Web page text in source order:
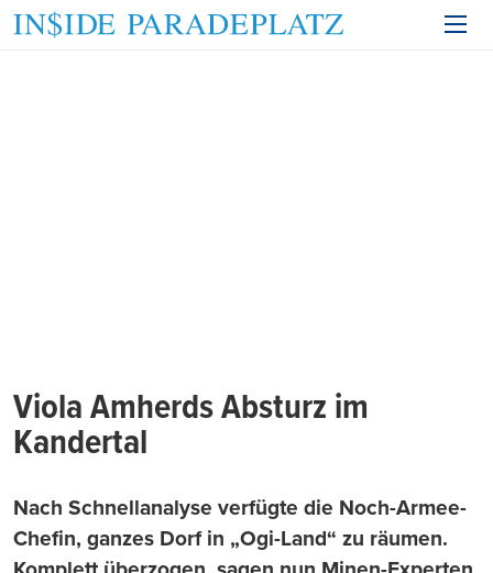
Viola Amherds Absturz im
Kandertal
Nach Schnellanalyse verfügte die Noch-Armee-
Chefin, ganzes Dorf in „Ogi-Land“ zu räumen.